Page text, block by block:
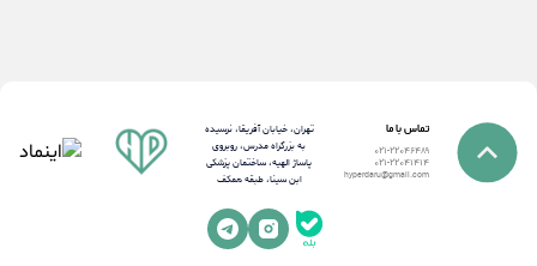
تماس با ما
021-22046489
021-22041414
hyperdaru@gmail.com
تهران، خیابان آفریقا، نرسیده
به بزرگراه مدرس، روبروی
پاساژ الهیه، ساختمان پزشکی
ابن سینا، طبقه همکف